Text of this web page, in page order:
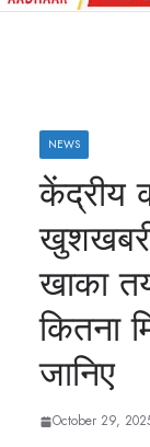
NEWS
केंद्रीय
खाका
कितना
जानिए
October 29,